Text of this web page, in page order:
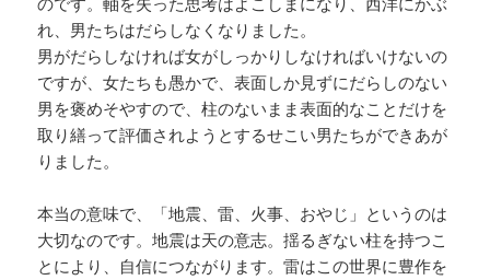
れ、男たちはだらしなくなりました。
男がだらしなければ女がしっかりしなければいけないの
ですが、女たちも愚かで、表面しか見ずにだらしのない
男を褒めそやすので、柱のないまま表面的なことだけを
取り繕って評価されようとするせこい男たちができあが
りました。
本当の意味で、「地震、雷、火事、おやじ」というのは
大切なのです。地震は天の意志。揺るぎない柱を持つこ
とにより、自信につながります。雷はこの世界に豊作を